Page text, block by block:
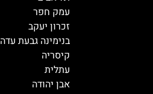
עמק חפר
זכרון יעקב
בנימינה גבעת עדה
קיסריה
עתלית
אבן יהודה